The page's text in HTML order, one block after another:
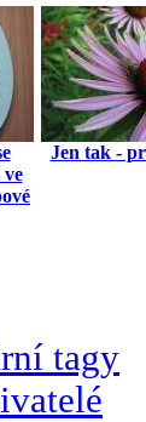
Jen tak -
tagy